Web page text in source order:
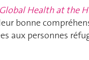
Global Health at the
bonne
aux personnes